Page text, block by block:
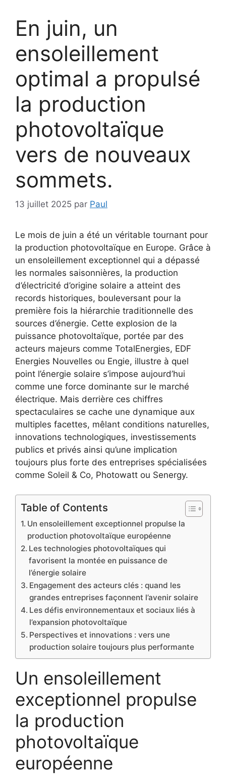
En juin, un
ensoleillement
optimal a propulsé
la production
photovoltaïque
vers de nouveaux
sommets.
13 juillet 2025 par Paul
Le mois de juin a été un véritable tournant pour
la production photovoltaïque en Europe. Grâce à
un ensoleillement exceptionnel qui a dépassé
les normales saisonnières, la production
d’électricité d’origine solaire a atteint des
records historiques, bouleversant pour la
première fois la hiérarchie traditionnelle des
sources d’énergie. Cette explosion de la
puissance photovoltaïque, portée par des
acteurs majeurs comme TotalEnergies, EDF
Energies Nouvelles ou Engie, illustre à quel
point l’énergie solaire s’impose aujourd’hui
comme une force dominante sur le marché
électrique. Mais derrière ces chiffres
spectaculaires se cache une dynamique aux
multiples facettes, mêlant conditions naturelles,
innovations technologiques, investissements
publics et privés ainsi qu’une implication
toujours plus forte des entreprises spécialisées
comme Soleil & Co, Photowatt ou Senergy.
Table of Contents
Un ensoleillement exceptionnel propulse la
production photovoltaïque européenne
Les technologies photovoltaïques qui
favorisent la montée en puissance de
l’énergie solaire
Engagement des acteurs clés : quand les
grandes entreprises façonnent l’avenir solaire
Les défis environnementaux et sociaux liés à
l’expansion photovoltaïque
Perspectives et innovations : vers une
production solaire toujours plus performante
Un ensoleillement
exceptionnel propulse
la production
photovoltaïque
européenne